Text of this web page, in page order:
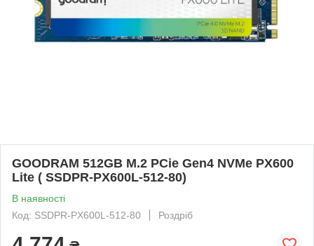
GOODRAM 512GB M.2 PCie Gen4 NVMe PX600
Lite ( SSDPR-PX600L-512-80)
В наявності
Код: SSDPR-PX600L-512-80
Роздріб